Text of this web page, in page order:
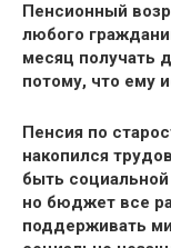
Пенсионный
любого
месяц получать
потому, что ему
Пенсия по
накопился
быть социальной
но бюджет все
поддерживать